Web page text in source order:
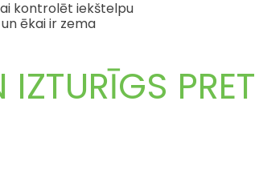
kontrolēt iekštelpu
ēkai ir zema
PRET